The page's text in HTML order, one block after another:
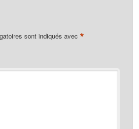
sont indiqués avec *